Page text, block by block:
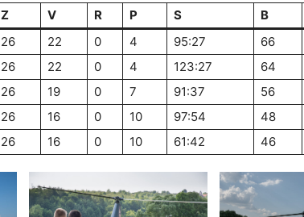
Z V R P S B
26 22 0 4 95:27 66
26 22 0 4 123:27 64
26 19 0 7 91:37 56
26 16 0 10 97:54 48
26 16 0 10 61:42 46